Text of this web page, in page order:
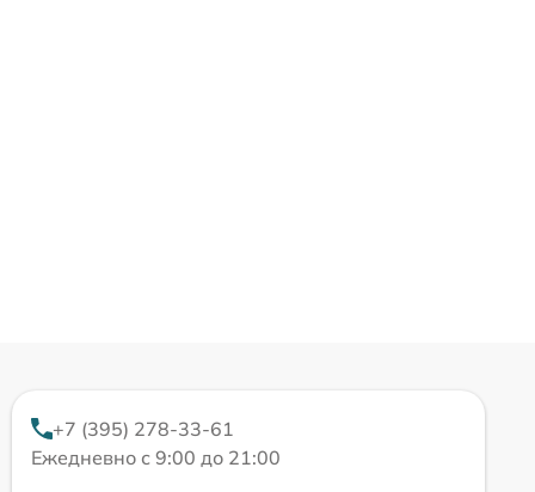
+7 (395) 278-33-61
Ежедневно с 9:00 до 21:00